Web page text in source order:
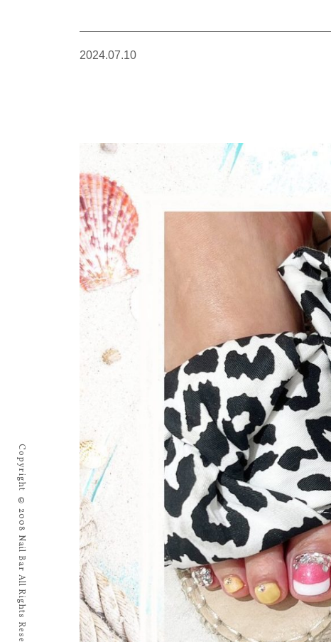
2024.07.10
Copyright © 2008 Nail Bar All Rights Reserved